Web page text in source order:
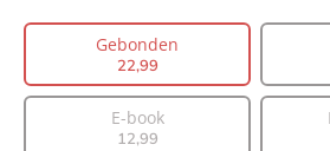
Verschijningsdatum:
29-03-2016
Gebonden
22,99
E-book
12,99